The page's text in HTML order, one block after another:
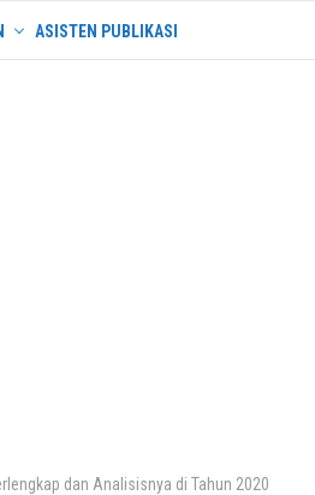
ASISTEN PUBLIKASI
dan Analisisnya di Tahun 2020